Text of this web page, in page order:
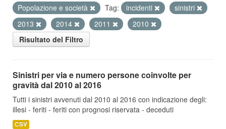
Popolazione e società
Tag: incidenti
sinistri
2013
2014 2011
2010
Risultato del Filtro
Sinistri per via e numero persone coinvolte per
gravità dal 2010 al 2016
Tutti i sinistri avvenuti dal 2010 al 2016 con indicazione degli:
illesi - feriti - feriti con prognosi riservata - deceduti
CSV